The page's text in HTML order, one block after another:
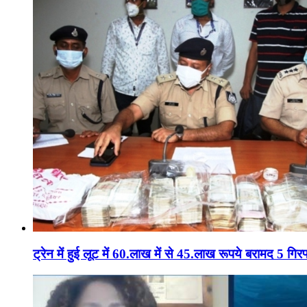
ट्रेन में हुई लूट में 60.लाख में से 45.लाख रूपये बरामद 5